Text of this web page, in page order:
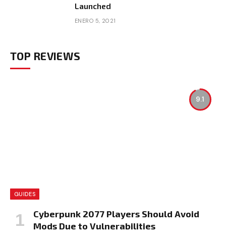
Launched
ENERO 5, 2021
TOP REVIEWS
9.1
GUIDES
Cyberpunk 2077 Players Should Avoid
Mods Due to Vulnerabilities